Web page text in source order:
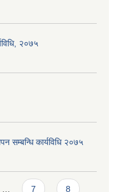
२०७५
सम्बन्धि कार्यविधि २०७५
7 8